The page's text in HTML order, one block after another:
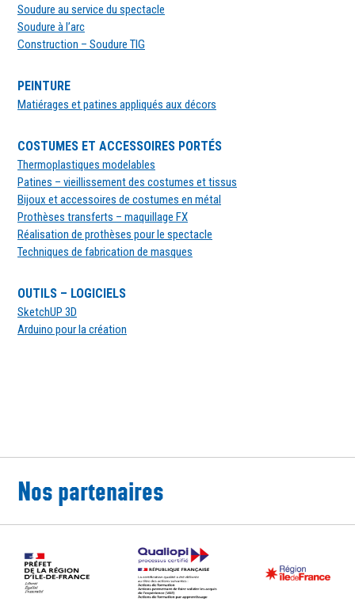
Soudure au service du spectacle
Soudure à l’arc
Construction – Soudure TIG
PEINTURE
Matiérages et patines appliqués aux décors
COSTUMES ET ACCESSOIRES PORTÉS
Thermoplastiques modelables
Patines – vieillissement des costumes et tissus
Bijoux et accessoires de costumes en métal
Prothèses transferts – maquillage FX
Réalisation de prothèses pour le spectacle
Techniques de fabrication de masques
OUTILS – LOGICIELS
SketchUP 3D
Arduino pour la création
Nos partenaires